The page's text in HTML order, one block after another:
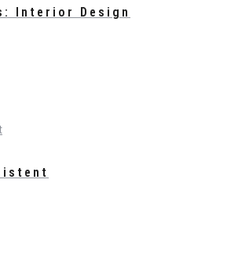
Interior Design